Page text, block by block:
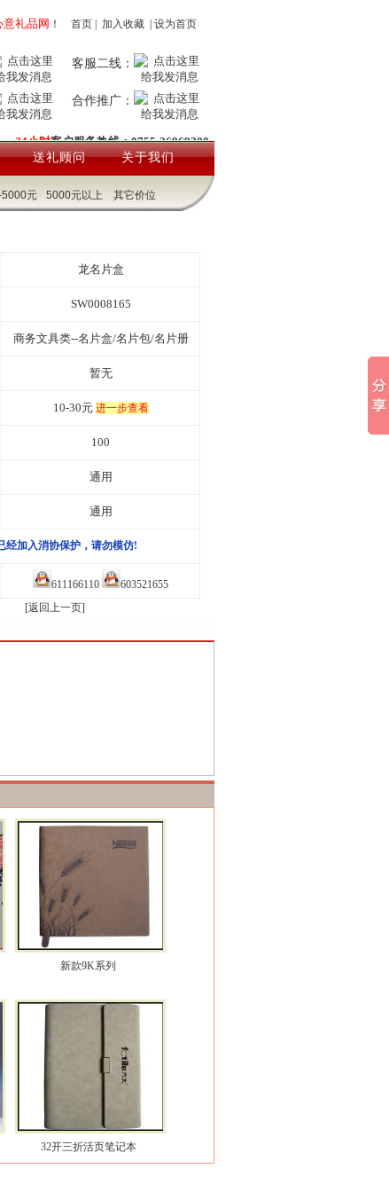
意礼品网 ！ 首页 加入收藏 设为首页
客服二线：
合作推广：
24小时客户服务热线：0755-26969200
送礼顾问 关于我们
元 5000元以上 其它价位
龙名片盒
SW0008165
商务文具类--名片盒/名片包/名片册
暂无
10-30元 进一步查看
100
通用
通用
经加入消协保护，请勿模仿!
611166110
603521655
[返回上一页]
新款9K系列
32开三折活页笔记本